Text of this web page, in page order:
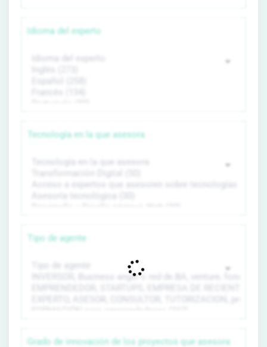
Idioma del experto
Tecnología en la que asesora
Tipo de agente
Grado de innovación de los proyectos que asesora